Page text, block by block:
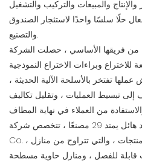
والمبيعات والتركيب والتشغيل
حلًا سلسًا واحدًا لاستئجار الصندوق
والتصنيع.
من فريقها الأساسي ، حصلت الشركة
للاختراع وبراءات الاختراع النموذجية
تفتخر بالأسلحة الآلية الحديثة ،
إلى تبسيط العمليات ، وتقليل تكاليف
مع وجود هائل يمتد 29 مصنعًا ، تتخصص شركة Guangdong Cbox
Co. ، المحدودة في مجموعة من فئات المنتجات ، والتي تتراوح من منازل
للفصل ، ومنازل حاوية مسطحة